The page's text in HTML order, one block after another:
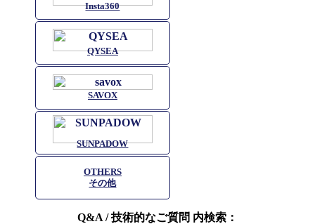
Insta360
QYSEA
SAVOX
SUNPADOW
OTHERS
その他
Q&A / 技術的なご質問 内検索：